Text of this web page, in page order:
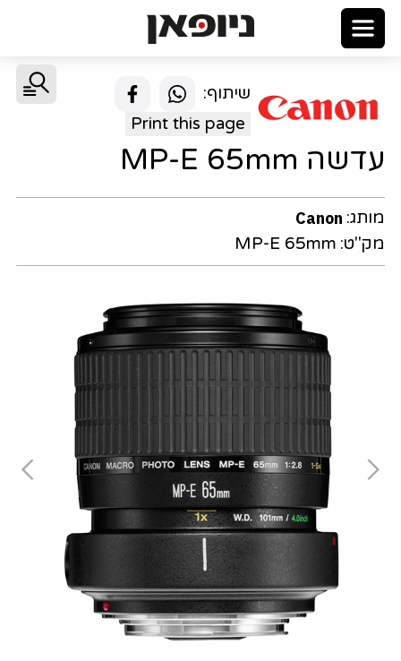
שיתוף:
Print this page
עדשה MP-E 65mm
מותג: Canon
מק"ט: MP-E 65mm